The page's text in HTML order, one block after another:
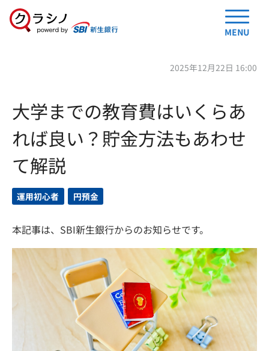
MENU
2025年12月22日 16:00
大学までの教育費はいくらあ
れば良い？貯金方法もあわせ
て解説
運用初心者 円預金
本記事は、SBI新生銀行からのお知らせです。